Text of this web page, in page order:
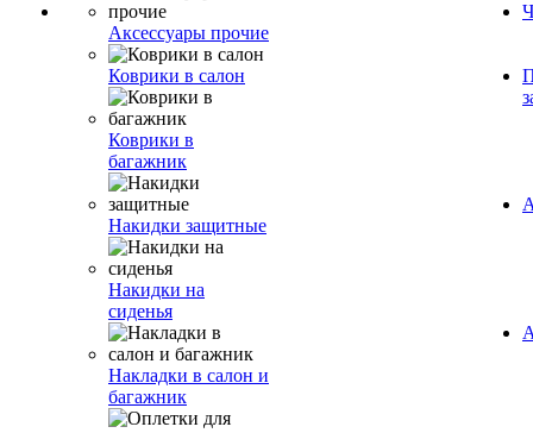
Аксессуары прочие
Коврики в салон
Коврики в
багажник
Накидки защитные
Накидки на
сиденья
Накладки в салон и
багажник